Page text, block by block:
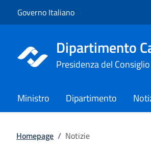
Governo Italiano
Dipartimento
Presidenza del
Ministro Dipartimento
Homepage / Notizie